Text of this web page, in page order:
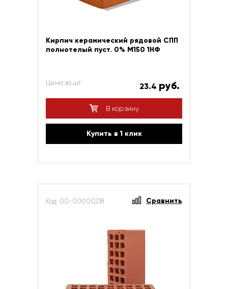
Кирпич керамический рядовой СПП
полнотелый пуст. 0% М150 1НФ
Цена за шт 23.4 руб.
В корзину
Купить в 1 клик
Код: 00-00000218 Сравнить